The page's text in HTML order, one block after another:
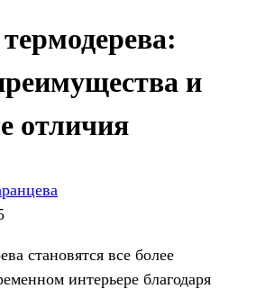
и
отличия
становятся все более
интерьере благодаря